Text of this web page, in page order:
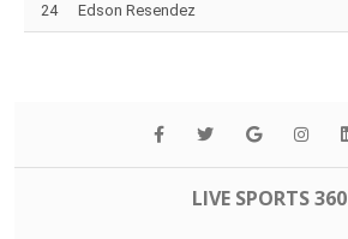
24 Edson Resendez
LIVE SPORTS 360